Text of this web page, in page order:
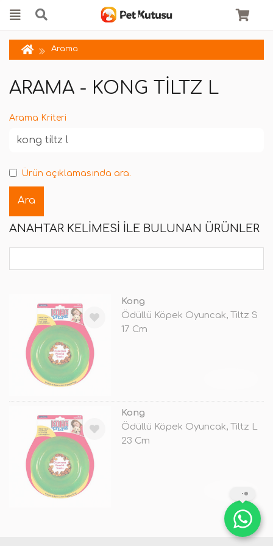
Arama
ARAMA - KONG TILTZ L
Arama Kriteri
Ürün açıklamasında ara.
ANAHTAR KELIMESI ILE BULUNAN ÜRÜNLER
Kong
Ödüllü Köpek Oyuncak, Tiltz S
17 Cm
Kong
Ödüllü Köpek Oyuncak, Tiltz L
23 Cm
TÜKENDİ